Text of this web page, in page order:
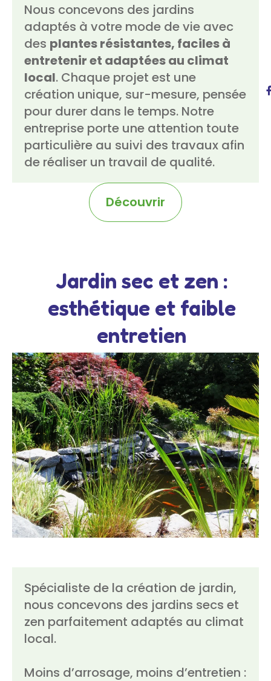
Nous concevons des jardins
adaptés à votre mode de vie avec
des plantes résistantes, faciles à
entretenir et adaptées au climat
local. Chaque projet est une
création unique, sur-mesure, pensée
pour durer dans le temps. Notre
entreprise porte une attention toute
particulière au suivi des travaux afin
de réaliser un travail de qualité.
Découvrir
Jardin sec et zen :
esthétique et faible
entretien
Spécialiste de la création de jardin,
nous concevons des jardins secs et
zen parfaitement adaptés au climat
local.
Moins d’arrosage, moins d’entretien :